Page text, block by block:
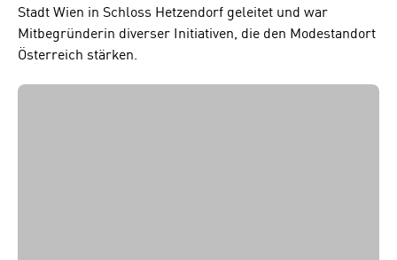
Stadt Wien in Schloss Hetzendorf geleitet und war
Mitbegründerin diverser Initiativen, die den Modestandort
Österreich stärken.